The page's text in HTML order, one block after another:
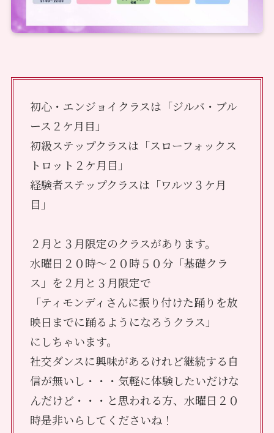
初心・エンジョイクラスは「ジルバ・ブル
ース２ケ月目」
初級ステップクラスは「スローフォックス
トロット２ケ月目」
経験者ステップクラスは「ワルツ３ケ月
目」
２月と３月限定のクラスがあります。
水曜日２０時～２０時５０分「基礎クラ
ス」を２月と３月限定で
「ティモンディさんに振り付けた踊りを放
映日までに踊るようになろうクラス」
にしちゃいます。
社交ダンスに興味があるけれど継続する自
信が無いし・・・気軽に体験したいだけな
んだけど・・・と思われる方、水曜日２０
時是非いらしてくださいね！